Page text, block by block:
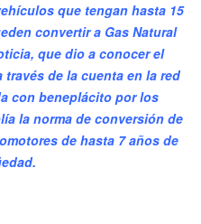
que tengan hasta 15
convertir a Gas Natural
que dio a conocer el
de la cuenta en la red
con beneplácito por los
la norma de conversión de
de hasta 7 años de